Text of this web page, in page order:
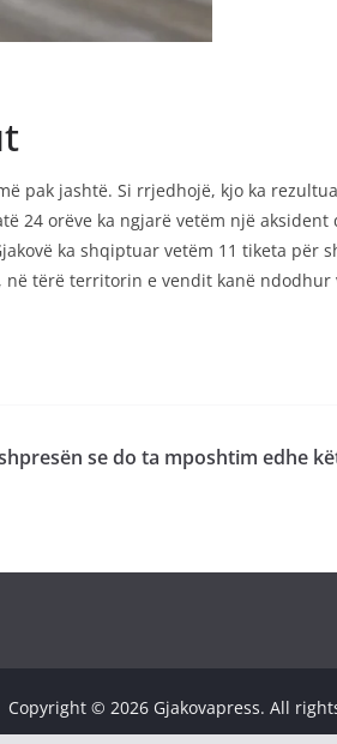
pak jashtë. Si rrjedhojë, kjo ka
24 orëve ka ngjarë vetëm një aksident
ka shqiptuar vetëm 11 tiketa për
tërë territorin e vendit kanë ndodhur
se do ta mposhtim edhe
Copyright © 2026 Gjakovapress. All